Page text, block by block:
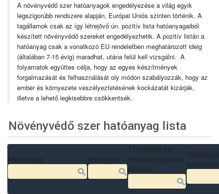
A növényvédő szer hatóanyagok engedélyezése a világ egyik
legszigorúbb rendszere alapján, Európai Uniós szinten történik. A
tagállamok csak az így létrejövő ún. pozitív lista hatóanyagaiból
készített növényvédő szereket engedélyezhetik. A pozitív listán a
hatóanyag csak a vonatkozó EU rendeletben meghatározott ideig
(általában 7-15 évig) maradhat, utána felül kell vizsgálni. A
folyamatok együttes célja, hogy az egyes készítmények
forgalmazását és felhasználását oly módon szabályozzák, hogy az
ember és környezete veszélyeztetésének kockázatát kizárják,
illetve a lehető legkisebbre csökkentsék.
Növényvédő szer hatóanyag lista